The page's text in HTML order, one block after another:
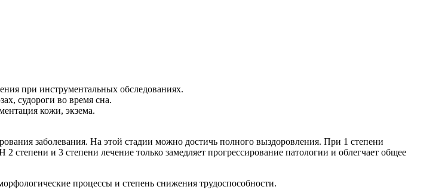
при инструментальных обследованиях.
судороги во время сна.
кожи, экзема.
заболевания. На этой стадии можно достичь полного выздоровления. При 1 степени
степени и 3 степени лечение только замедляет прогрессирование патологии и облегчает общее
процессы и степень снижения трудоспособности.